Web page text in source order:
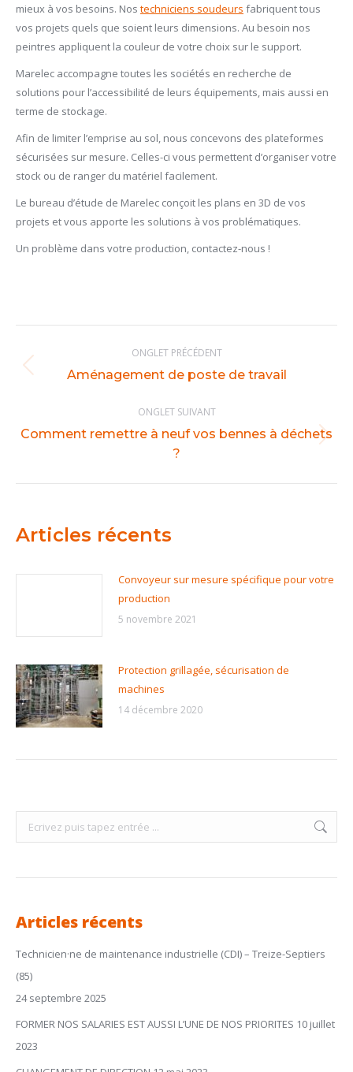
mieux à vos besoins. Nos techniciens soudeurs fabriquent tous
vos projets quels que soient leurs dimensions. Au besoin nos
peintres appliquent la couleur de votre choix sur le support.
Marelec accompagne toutes les sociétés en recherche de
solutions pour l’accessibilité de leurs équipements, mais aussi en
terme de stockage.
Afin de limiter l’emprise au sol, nous concevons des plateformes
sécurisées sur mesure. Celles-ci vous permettent d’organiser votre
stock ou de ranger du matériel facilement.
Le bureau d’étude de Marelec conçoit les plans en 3D de vos
projets et vous apporte les solutions à vos problématiques.
Un problème dans votre production, contactez-nous !
de
commentaire
ONGLET PRÉCÉDENT
Onglet
Aménagement de poste de travail
ONGLET SUIVANT
Onglet
suivant
Comment remettre à neuf vos bennes à déchets
?
Articles récents
Convoyeur sur mesure spécifique pour votre
production
5 novembre 2021
Protection grillagée, sécurisation de
machines
14 décembre 2020
Search:
Articles récents
Technicien·ne de maintenance industrielle (CDI) – Treize-Septiers
(85)
24 septembre 2025
FORMER NOS SALARIES EST AUSSI L’UNE DE NOS PRIORITES 10 juillet
2023